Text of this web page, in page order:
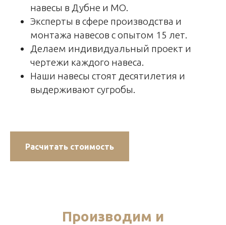
навесы в Дубне и МО.
Эксперты в сфере производства и
монтажа навесов с опытом 15 лет.
Делаем индивидуальный проект и
чертежи каждого навеса.
Наши навесы стоят десятилетия и
выдерживают сугробы.
Расчитать стоимость
Производим и